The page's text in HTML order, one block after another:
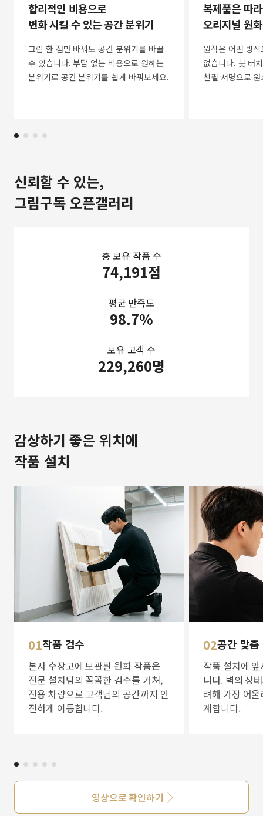
합리적인 비용으로
변화 시킬 수 있는 공간 분위기
그림 한 점만 바꿔도 공간 분위기를 바꿀
수 있습니다. 부담 없는 비용으로 원하는
분위기로 공간 분위기를 쉽게 바꿔보세요.
복제품은 따
오리지널 원
원작은 어떤 방
없습니다. 붓 터
친필 서명으로
신뢰할 수 있는,
그림구독 오픈갤러리
총 보유 작품 수
74,191점
평균 만족도
98.7%
보유 고객 수
229,260명
감상하기 좋은 위치에
작품 설치
01작품 검수
본사 수장고에 보관된 원화 작품은
전문 설치팀의 꼼꼼한 검수를 거쳐,
전용 차량으로 고객님의 공간까지 안
전하게 이동합니다.
02공간 맞
작품 설치에
니다. 벽의 상
려해 가장 어
계합니다.
영상으로 확인하기